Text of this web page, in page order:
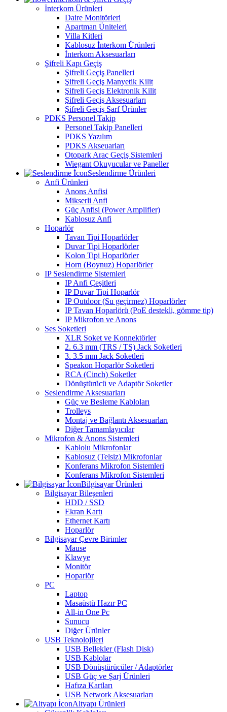
İnterkom Ürünleri
Daire Monitörleri
Apartman Üniteleri
Villa Kitleri
Kablosuz İnterkom Ürünleri
İnterkom Aksesuarları
Şifreli Kapı Geçiş
Şifreli Geçiş Panelleri
Şifreli Geçiş Manyetik Kilit
Şifreli Geçiş Elektronik Kilit
Şifreli Geçiş Aksesuarları
Şifreli Geçiş Sarf Ürünler
PDKS Personel Takip
Personel Takip Panelleri
PDKS Yazılım
PDKS Akseuarları
Otopark Araç Geçiş Sistemleri
Wiegant Okuyucular ve Paneller
Seslendirme Ürünleri
Anfi Ürünleri
Anons Anfisi
Mikserli Anfi
Güç Anfisi (Power Amplifier)
Kablosuz Anfi
Hoparlör
Tavan Tipi Hoparlörler
Duvar Tipi Hoparlörler
Kolon Tipi Hoparlörler
Horn (Boynuz) Hoparlörler
IP Seslendirme Sistemleri
IP Anfi Çeşitleri
IP Duvar Tipi Hoparlör
IP Outdoor (Su geçirmez) Hoparlörler
IP Tavan Hoparlörü (PoE destekli, gömme tip)
IP Mikrofon ve Anons
Ses Soketleri
XLR Soket ve Konnektörler
2. 6.3 mm (TRS / TS) Jack Soketleri
3. 3.5 mm Jack Soketleri
Speakon Hoparlör Soketleri
RCA (Cinch) Soketler
Dönüştürücü ve Adaptör Soketler
Seslendirme Aksesuarları
Güç ve Besleme Kabloları
Trolleys
Montaj ve Bağlantı Aksesuarları
Diğer Tamamlayıcılar
Mikrofon & Anons Sistemleri
Kablolu Mikrofonlar
Kablosuz (Telsiz) Mikrofonlar
Konferans Mikrofon Sistemleri
Konferans Mikrofon Sistemleri
Bilgisayar Ürünleri
Bilgisayar Bileşenleri
HDD / SSD
Ekran Kartı
Ethernet Kartı
Hoparlör
Bilgisayar Çevre Birimler
Mause
Klawye
Monitör
Hoparlör
PC
Laptop
Masaüstü Hazır PC
All-in One Pc
Sunucu
Diğer Ürünler
USB Teknolojileri
USB Bellekler (Flash Disk)
USB Kablolar
USB Dönüştürücüler / Adaptörler
USB Güç ve Şarj Ürünleri
Hafıza Kartları
USB Network Aksesuarları
Altyapı Ürünleri